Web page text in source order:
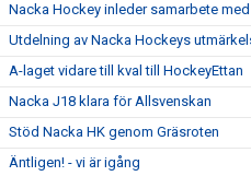
Nacka Hockey inleder samarbete med
Utdelning av Nacka Hockeys
A-laget vidare till kval till HockeyEttan
Nacka J18 klara för Allsvenskan
Stöd Nacka HK genom Gräsroten
Äntligen! - vi är igång